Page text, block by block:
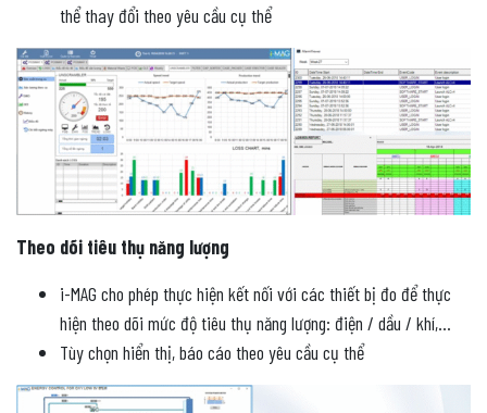
thể thay đổi theo yêu cầu cụ thể
Theo dõi tiêu thụ năng lượng
i-MAG cho phép thực hiện kết nối với các thiết bị đo để thực
hiện theo dõi mức độ tiêu thụ năng lượng: điện / dầu / khí,…
Tùy chọn hiển thị, báo cáo theo yêu cầu cụ thể